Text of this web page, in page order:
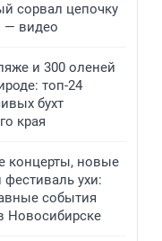
сорвал цепочку
видео
и 300 оленей
топ-24
бухт
края
концерты, новые
ухи:
события
Новосибирске